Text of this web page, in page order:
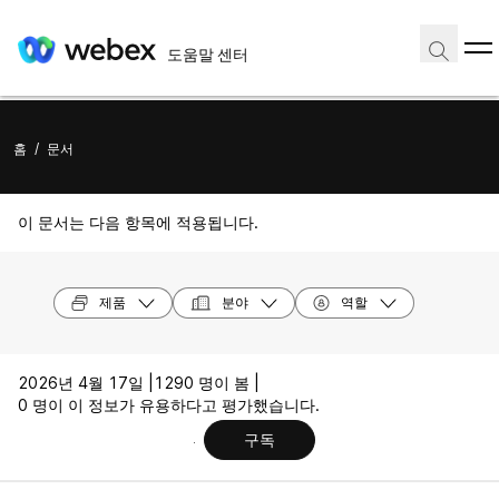
도움말 센터
홈 / 문서
이 문서는 다음 항목에 적용됩니다.
제품 분야 역할
2026년 4월 17일 |
1290 명이 봄 |
0 명이 이 정보가 유용하다고 평가했습니다.
구독